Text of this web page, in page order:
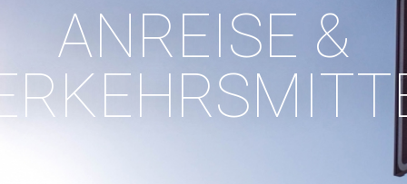
ANREISE &
ANREISE &